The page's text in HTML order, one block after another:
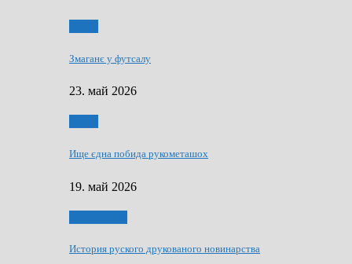
Змаганє у футсалу
23. май 2026
Ище єдна побида рукометашох
19. май 2026
История руского друкованого новинарства